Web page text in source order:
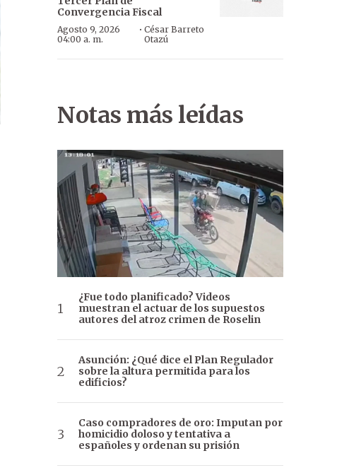
Convergencia Fiscal
Agosto 9, 2026
04:00 a. m.
· César Barreto
Otazú
Notas más leídas
¿Fue todo planificado? Videos
muestran el actuar de los supuestos
autores del atroz crimen de Roselin
Asunción: ¿Qué dice el Plan Regulador
sobre la altura permitida para los
edificios?
Caso compradores de oro: Imputan por
homicidio doloso y tentativa a
españoles y ordenan su prisión